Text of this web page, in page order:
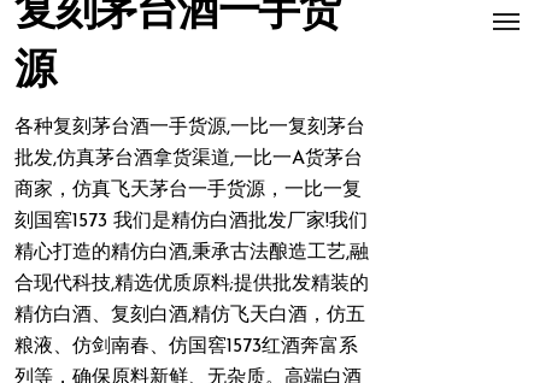
复刻茅台酒一手货
源
各种复刻茅台酒一手货源,一比一复刻茅台
批发,仿真茅台酒拿货渠道,一比一A货茅台
商家，仿真飞天茅台一手货源，一比一复
刻国窖1573 我们是精仿白酒批发厂家!我们
精心打造的精仿白酒,秉承古法酿造工艺,融
合现代科技,精选优质原料;提供批发精装的
精仿白酒、复刻白酒,精仿飞天白酒，仿五
粮液、仿剑南春、仿国窖1573红酒奔富系
列等，确保原料新鲜、无杂质。高端白酒